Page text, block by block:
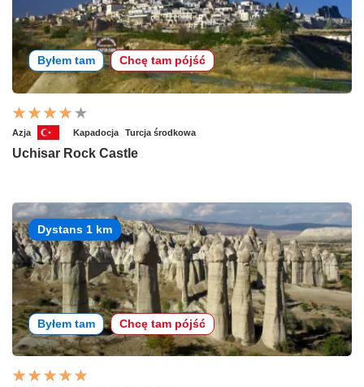
Byłem tam Chcę tam pójść
Azja Kapadocja Turcja środkowa
Uchisar Rock Castle
Dystans 1 km
Byłem tam Chcę tam pójść